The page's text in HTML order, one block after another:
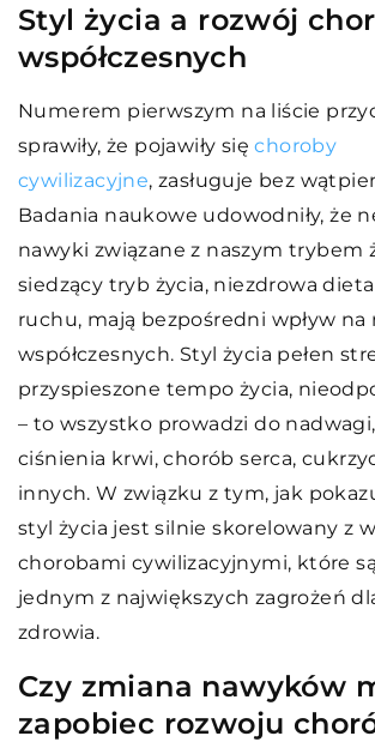
Styl życia a rozwój
współczesnych
Numerem pierwszym na liście
sprawiły, że pojawiły sięchoroby
cywilizacyjne, zasługuje bez
Badania naukowe udowodniły, że
nawyki związane z naszym trybem
siedzący tryb życia, niezdrowa
ruchu, mają bezpośredni wpływ na
współczesnych. Styl życia pełen
przyspieszone tempo życia,
– to wszystko prowadzi do
ciśnienia krwi, chorób serca,
innych. W związku z tym, jak
styl życia jest silnie skorelowany z
chorobami cywilizacyjnymi, które
jednym z największych zagrożeń
zdrowia.
Czy zmiana nawyków
zapobiec rozwoju